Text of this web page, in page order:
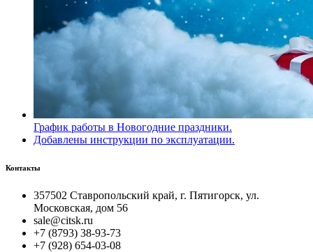
График работы в Новогодние праздники.
Добавлены инструкции по эксплуатации.
Контакты
357502 Ставропольский край, г. Пятигорск, ул.
Московская, дом 56
sale@citsk.ru
+7 (8793) 38-93-73
+7 (928) 654-03-08